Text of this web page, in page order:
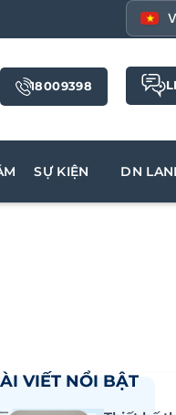
18009398
SỰ KIỆN DN
VIẾT NỔI BẬT